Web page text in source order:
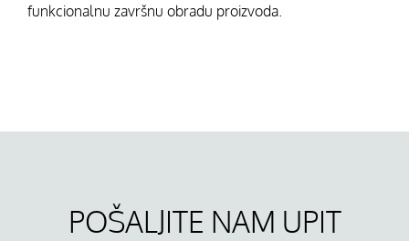
funkcionalnu završnu obradu proizvoda.
POŠALJITE NAM UPIT